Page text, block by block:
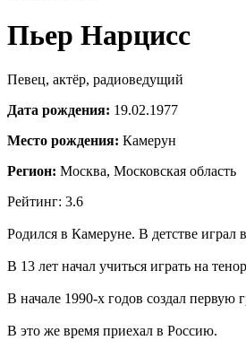
Пьер Нарцисс
Певец, актёр, радиоведущий
Дата рождения: 19.02.1977
Место рождения: Камерун
Регион: Москва, Московская область
Рейтинг: 3.6
Родился в Камеруне. В детстве играл
В 13 лет начал учиться играть на
В начале 1990-х годов создал первую
В это же время приехал в Россию.